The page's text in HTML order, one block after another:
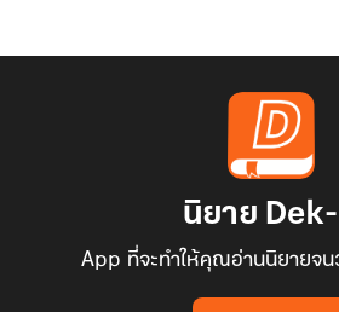
นิยาย
App ที่จะทำให้คุณอ่านนิยายจน